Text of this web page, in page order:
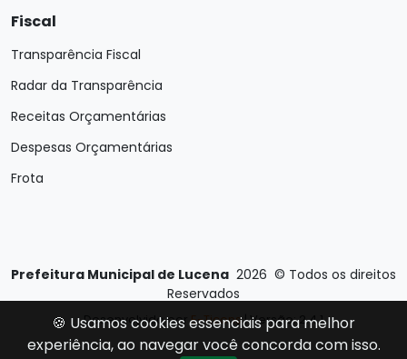
Fiscal
Transparência Fiscal
Radar da Transparência
Receitas Orçamentárias
Despesas Orçamentárias
Frota
Prefeitura Municipal de Lucena 2026 © Todos os direitos
Reservados
Desenvolvido porE-Ticons| Versão: 2.4.1
🍪 Usamos cookies essenciais para melhor
experiência, ao navegar você concorda com isso.